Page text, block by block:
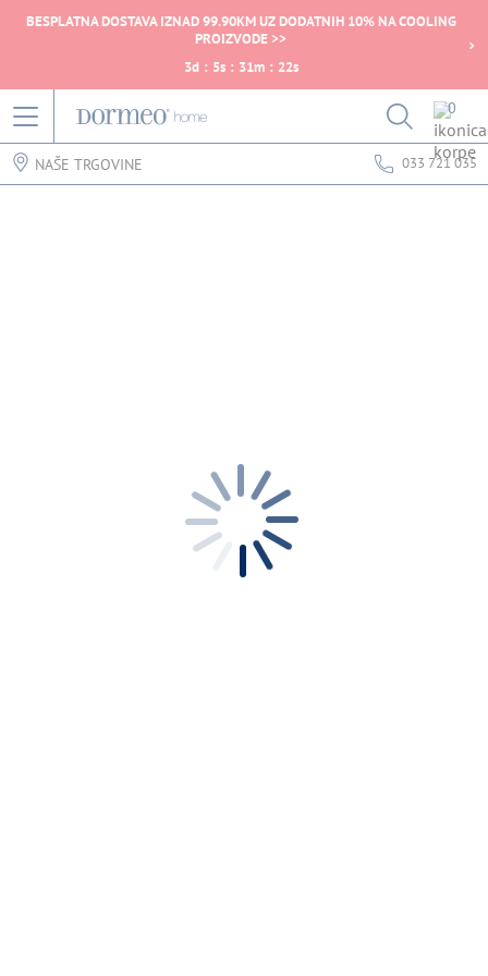
BESPLATNA DOSTAVA IZNAD 99.90KM UZ DODATNIH 10% NA COOLING
PROIZVODE >>
3d : 5s : 31m : 22s
0
NAŠE TRGOVINE 033 721 035